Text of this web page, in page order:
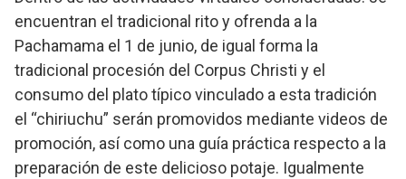
encuentran el tradicional rito y ofrenda a la
Pachamama el 1 de junio, de igual forma la
tradicional procesión del Corpus Christi y el
consumo del plato típico vinculado a esta tradición
el “chiriuchu” serán promovidos mediante videos de
promoción, así como una guía práctica respecto a la
preparación de este delicioso potaje. Igualmente